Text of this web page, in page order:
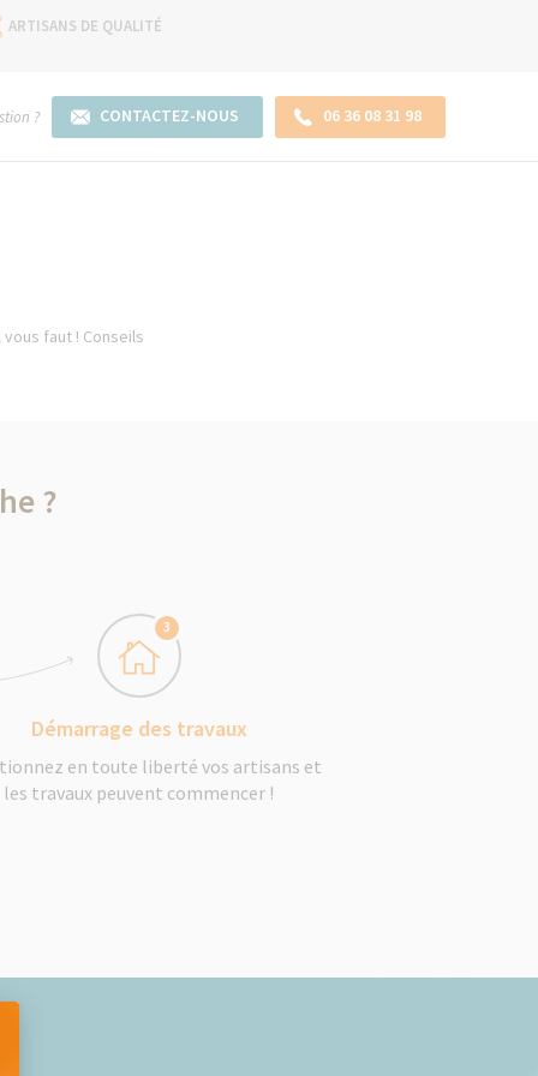
ARTISANS DE QUALITÉ
? CONTACTEZ-NOUS 06 36 08 31 98
faut ! Conseils
?
3
Démarrage des travaux
en toute liberté vos artisans et
les travaux peuvent commencer !